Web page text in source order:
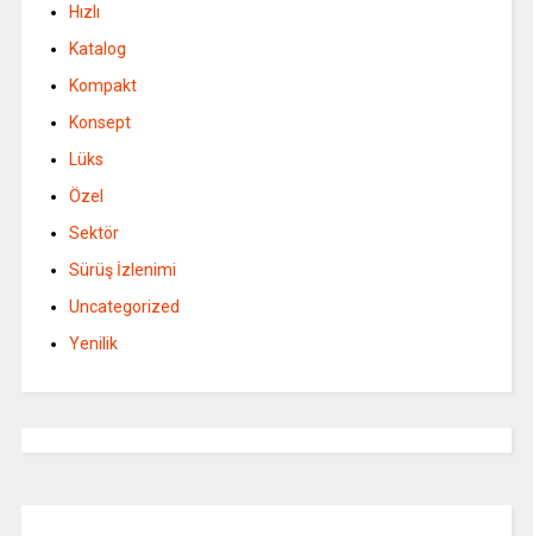
Hızlı
Katalog
Kompakt
Konsept
Lüks
Özel
Sektör
Sürüş İzlenimi
Uncategorized
Yenilik